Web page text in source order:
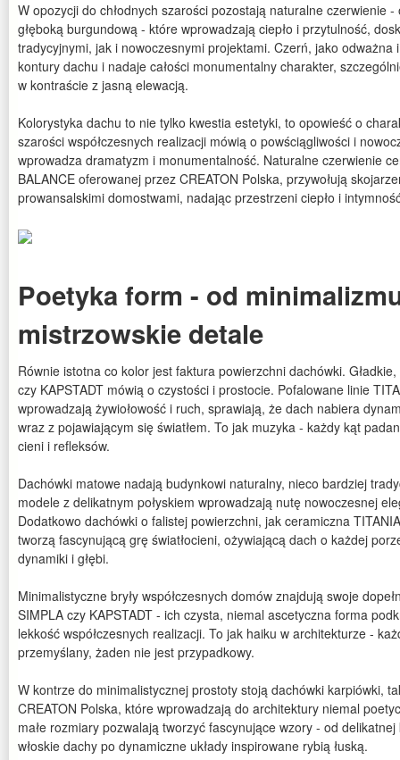
W opozycji do chłodnych szarości pozostają naturalne czerwienie
głęboką burgundową - które wprowadzają ciepło i przytulność,
tradycyjnymi, jak i nowoczesnymi projektami. Czerń, jako odważna
kontury dachu i nadaje całości monumentalny charakter,
w kontraście z jasną elewacją.
Kolorystyka dachu to nie tylko kwestia estetyki, to opowieść o
szarości współczesnych realizacji mówią o powściągliwości i
wprowadza dramatyzm i monumentalność. Naturalne czerwienie
BALANCE oferowanej przez CREATON Polska, przywołują
prowansalskimi domostwami, nadając przestrzeni ciepło i
Poetyka form - od
mistrzowskie detale
Równie istotna co kolor jest faktura powierzchni dachówki.
czy KAPSTADT mówią o czystości i prostocie. Pofalowane linie
wprowadzają żywiołowość i ruch, sprawiają, że dach nabiera
wraz z pojawiającym się światłem. To jak muzyka - każdy kąt
cieni i refleksów.
Dachówki matowe nadają budynkowi naturalny, nieco bardziej
modele z delikatnym połyskiem wprowadzają nutę nowoczesnej
Dodatkowo dachówki o falistej powierzchni, jak ceramiczna
tworzą fascynującą grę światłocieni, ożywiającą dach o każdej
dynamiki i głębi.
Minimalistyczne bryły współczesnych domów znajdują swoje
SIMPLA czy KAPSTADT - ich czysta, niemal ascetyczna forma
lekkość współczesnych realizacji. To jak haiku w architekturze -
przemyślany, żaden nie jest przypadkowy.
W kontrze do minimalistycznej prostoty stoją dachówki karpiówki,
CREATON Polska, które wprowadzają do architektury niemal
małe rozmiary pozwalają tworzyć fascynujące wzory - od
włoskie dachy po dynamiczne układy inspirowane rybią łuską.